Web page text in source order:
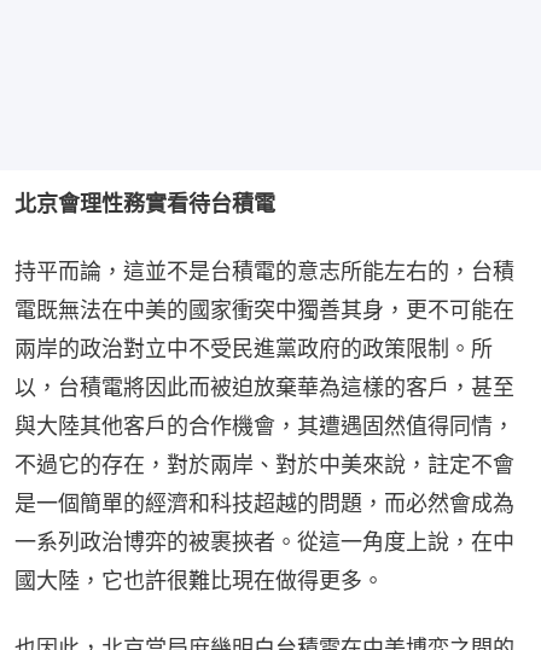
北京會理性務實看待台積電
持平而論，這並不是台積電的意志所能左右的，台積
電既無法在中美的國家衝突中獨善其身，更不可能在
兩岸的政治對立中不受民進黨政府的政策限制。所
以，台積電將因此而被迫放棄華為這樣的客戶，甚至
與大陸其他客戶的合作機會，其遭遇固然值得同情，
不過它的存在，對於兩岸、對於中美來說，註定不會
是一個簡單的經濟和科技超越的問題，而必然會成為
一系列政治博弈的被裹挾者。從這一角度上說，在中
國大陸，它也許很難比現在做得更多。